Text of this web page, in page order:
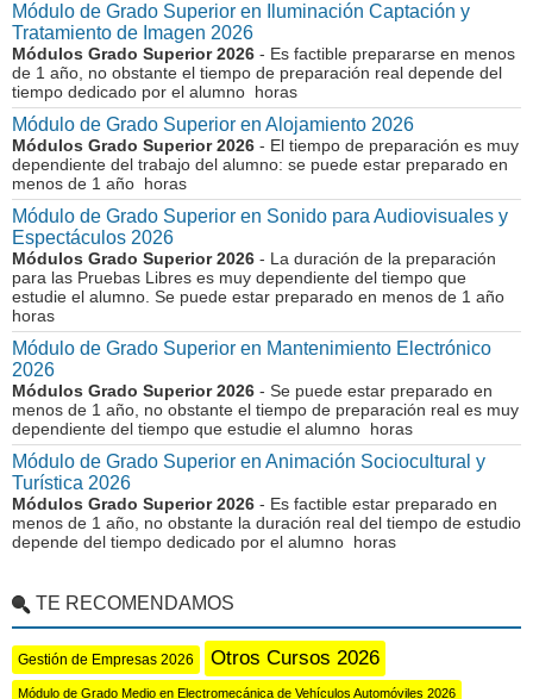
Módulo de Grado Superior en Iluminación Captación y
Tratamiento de Imagen 2026
Módulos Grado Superior 2026 - Es factible prepararse en menos
de 1 año, no obstante el tiempo de preparación real depende del
tiempo dedicado por el alumno horas
Módulo de Grado Superior en Alojamiento 2026
Módulos Grado Superior 2026 - El tiempo de preparación es muy
dependiente del trabajo del alumno: se puede estar preparado en
menos de 1 año horas
Módulo de Grado Superior en Sonido para Audiovisuales y
Espectáculos 2026
Módulos Grado Superior 2026 - La duración de la preparación
para las Pruebas Libres es muy dependiente del tiempo que
estudie el alumno. Se puede estar preparado en menos de 1 año
horas
Módulo de Grado Superior en Mantenimiento Electrónico
2026
Módulos Grado Superior 2026 - Se puede estar preparado en
menos de 1 año, no obstante el tiempo de preparación real es muy
dependiente del tiempo que estudie el alumno horas
Módulo de Grado Superior en Animación Sociocultural y
Turística 2026
Módulos Grado Superior 2026 - Es factible estar preparado en
menos de 1 año, no obstante la duración real del tiempo de estudio
depende del tiempo dedicado por el alumno horas
TE RECOMENDAMOS
Gestión de Empresas 2026 Otros Cursos 2026
Módulo de Grado Medio en Electromecánica de Vehículos Automóviles 2026